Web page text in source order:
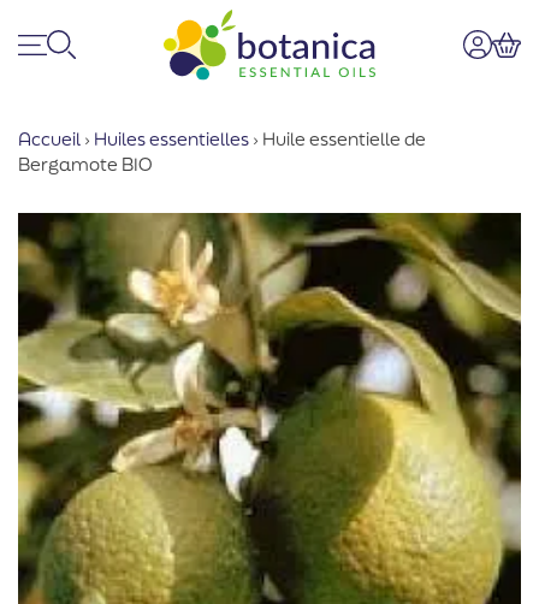
Accueil › Huiles essentielles › Huile essentielle de
Bergamote BIO